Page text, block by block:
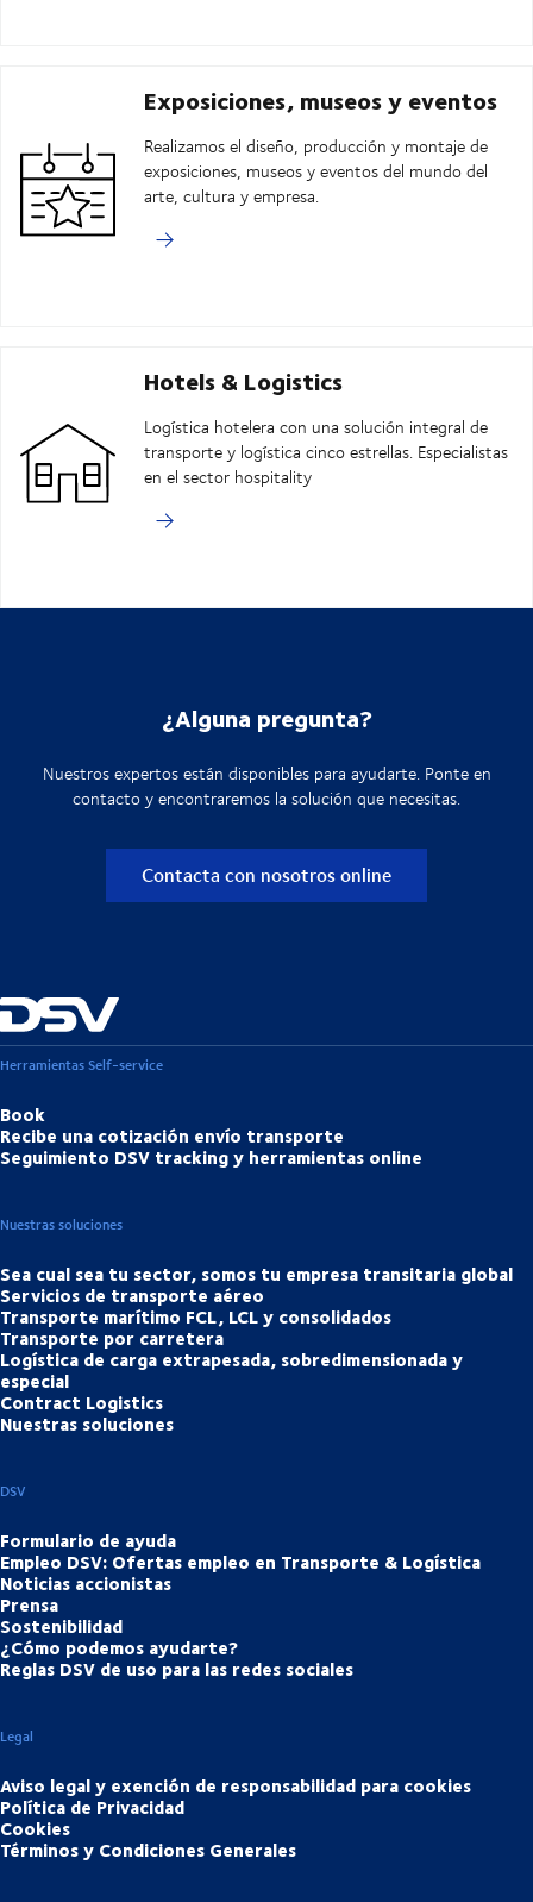
Exposiciones, museos y eventos
Realizamos el diseño, producción y montaje de
exposiciones, museos y eventos del mundo del
arte, cultura y empresa.
Hotels & Logistics
Logística hotelera con una solución integral de
transporte y logística cinco estrellas. Especialistas
en el sector hospitality
¿Alguna pregunta?
Nuestros expertos están disponibles para ayudarte. Ponte en
contacto y encontraremos la solución que necesitas.
Contacta con nosotros online
Herramientas Self-service
Book
Recibe una cotización envío transporte
Seguimiento DSV tracking y herramientas online
Nuestras soluciones
Sea cual sea tu sector, somos tu empresa transitaria global
Servicios de transporte aéreo
Transporte marítimo FCL, LCL y consolidados
Transporte por carretera
Logística de carga extrapesada, sobredimensionada y
especial
Contract Logistics
Nuestras soluciones
DSV
Formulario de ayuda
Empleo DSV: Ofertas empleo en Transporte & Logística
Noticias accionistas
Prensa
Sostenibilidad
¿Cómo podemos ayudarte?
Reglas DSV de uso para las redes sociales
Legal
Aviso legal y exención de responsabilidad para cookies
Política de Privacidad
Cookies
Términos y Condiciones Generales